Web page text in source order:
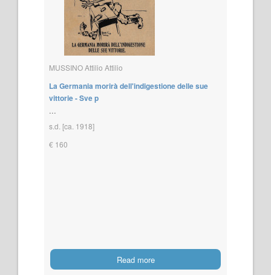
MUSSINO Attilio Attilio
La Germania morirà dell'indigestione delle sue
vittorie - Sve p
...
s.d. [ca. 1918]
€ 160
Read more